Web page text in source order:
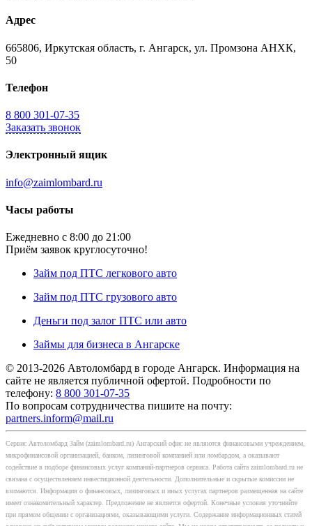
Адрес
665806, Иркутская область, г. Ангарск, ул. Промзона АНХК,
50
Телефон
8 800 301-07-35
Заказать звонок
Электронный ящик
info@zaimlombard.ru
Часы работы
Ежедневно с 8:00 до 21:00
Приём заявок круглосуточно!
Займ под ПТС легкового авто
Займ под ПТС грузового авто
Деньги под залог ПТС или авто
Займы для бизнеса в Ангарске
© 2013-2026 Автоломбард в городе Ангарск. Информация на
сайте не является публичной офертой. Подробности по
телефону: 8 800 301-07-35
По вопросам сотрудничества пишите на почту:
partners.inform@mail.ru
Сервис Автоломбард Займ (zaimlombard.ru) Ангарский офис не являются финансовыми учреждением,
микрофинансовой организацией, банком, лизинговой компанией или ломбардом, а оказывают
содействие в подборе финансовых услуг компаний-партнеров сервиса. Работа сайта zaimlombard.ru не
связана с осуществлением инвестиционной деятельности. Дополнительные и скрытые комиссии не
взимаются. Информация о финансовых, лизинговых и иных услугах партнеров размещенная на сайте
имеет ознакомительный характер. Предложение не является офертой. Конечные условия уточняйте
при прямом общении с организациями, оказывающими услуги. Содержание информационных статей